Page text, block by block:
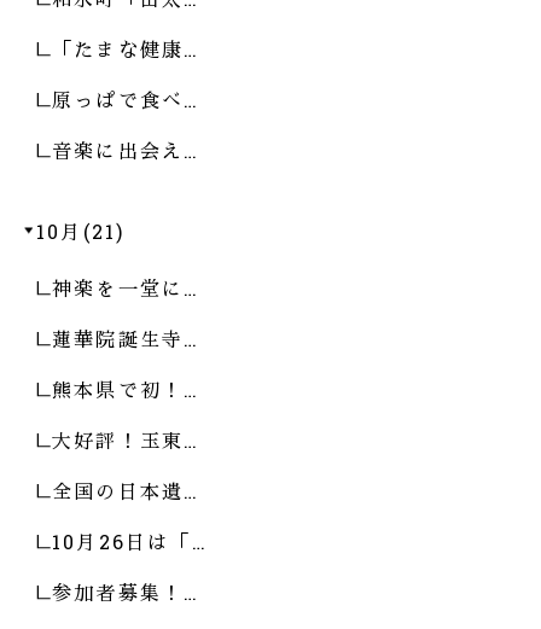
「たまな健康…
原っぱで食べ…
音楽に出会え…
10月(21)
神楽を一堂に…
蓮華院誕生寺…
熊本県で初！…
大好評！玉東…
全国の日本遺…
10月26日は「…
参加者募集！…